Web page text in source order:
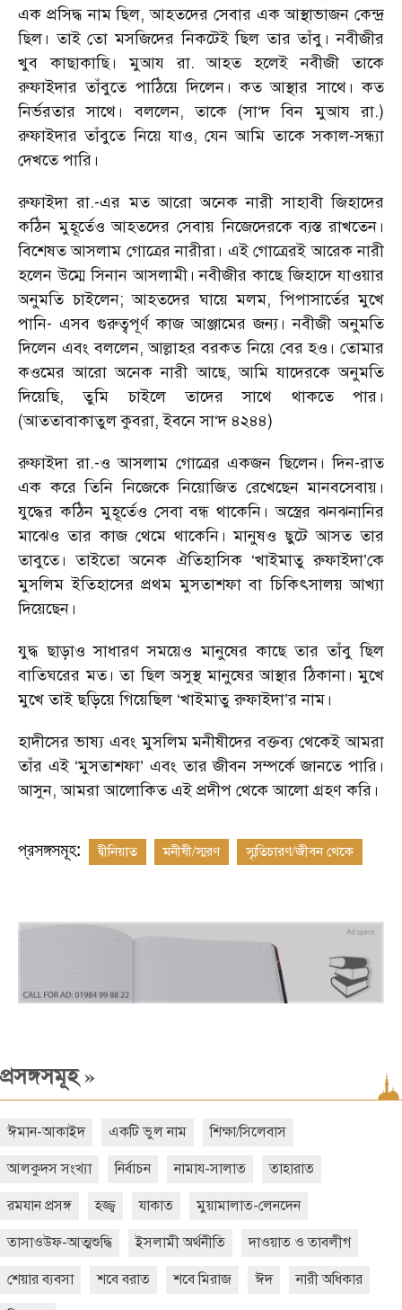
এক প্রসিদ্ধ নাম ছিল, আহতদের সেবার এক আস্থাভাজন কেন্দ্র
ছিল। তাই তো মসজিদের নিকটেই ছিল তার তাঁবু। নবীজীর
খুব কাছাকাছি। মুআয রা. আহত হলেই নবীজী তাকে
রুফাইদার তাঁবুতে পাঠিয়ে দিলেন। কত আস্থার সাথে। কত
নির্ভরতার সাথে। বললেন, তাকে (সা‘দ বিন মুআয রা.)
রুফাইদার তাঁবুতে নিয়ে যাও, যেন আমি তাকে সকাল-সন্ধ্যা
দেখতে পারি।
রুফাইদা রা.-এর মত আরো অনেক নারী সাহাবী জিহাদের
কঠিন মুহূর্তেও আহতদের সেবায় নিজেদেরকে ব্যস্ত রাখতেন।
বিশেষত আসলাম গোত্রের নারীরা। এই গোত্রেরই আরেক নারী
হলেন উম্মে সিনান আসলামী। নবীজীর কাছে জিহাদে যাওয়ার
অনুমতি চাইলেন; আহতদের ঘায়ে মলম, পিপাসার্তের মুখে
পানি- এসব গুরুত্বপূর্ণ কাজ আঞ্জামের জন্য। নবীজী অনুমতি
দিলেন এবং বললেন, আল্লাহর বরকত নিয়ে বের হও। তোমার
কওমের আরো অনেক নারী আছে, আমি যাদেরকে অনুমতি
দিয়েছি, তুমি চাইলে তাদের সাথে থাকতে পার।
(আততাবাকাতুল কুবরা, ইবনে সা‘দ ৪২৪৪)
রুফাইদা রা.-ও আসলাম গোত্রের একজন ছিলেন। দিন-রাত
এক করে তিনি নিজেকে নিয়োজিত রেখেছেন মানবসেবায়।
যুদ্ধের কঠিন মুহূর্তেও সেবা বন্ধ থাকেনি। অস্ত্রের ঝনঝনানির
মাঝেও তার কাজ থেমে থাকেনি। মানুষও ছুটে আসত তার
তাবুতে। তাইতো অনেক ঐতিহাসিক ‘খাইমাতু রুফাইদা’কে
মুসলিম ইতিহাসের প্রথম মুসতাশফা বা চিকিৎসালয় আখ্যা
দিয়েছেন।
যুদ্ধ ছাড়াও সাধারণ সময়েও মানুষের কাছে তার তাঁবু ছিল
বাতিঘরের মত। তা ছিল অসুস্থ মানুষের আস্থার ঠিকানা। মুখে
মুখে তাই ছড়িয়ে গিয়েছিল ‘খাইমাতু রুফাইদা’র নাম।
হাদীসের ভাষ্য এবং মুসলিম মনীষীদের বক্তব্য থেকেই আমরা
তাঁর এই ‘মুসতাশফা’ এবং তার জীবন সম্পর্কে জানতে পারি।
আসুন, আমরা আলোকিত এই প্রদীপ থেকে আলো গ্রহণ করি।
প্রসঙ্গসমূহ: দ্বীনিয়াত মনীষী/স্মরণ স্মৃতিচারণ/জীবন থেকে
প্রসঙ্গসমূহ»
ঈমান-আকাইদ একটি ভুল নাম শিক্ষা/সিলেবাস
আলকুদস সংখ্যা নির্বাচন নামায-সালাত তাহারাত
রমযান প্রসঙ্গ হজ্জ্ব যাকাত মুয়ামালাত-লেনদেন
তাসাওউফ-আত্মশুদ্ধি ইসলামী অর্থনীতি দাওয়াত ও তাবলীগ
শেয়ার ব্যবসা শবে বরাত শবে মিরাজ ঈদ নারী অধিকার